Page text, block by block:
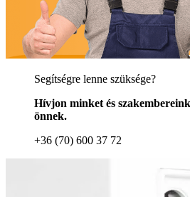
Segítségre lenne szüksége?
Hívjon minket és
önnek.
+36 (70) 600 37 72